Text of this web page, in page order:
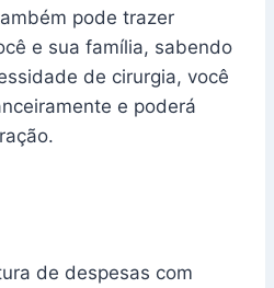
pode trazer
e sua família, sabendo
de cirurgia, você
e poderá
de despesas com